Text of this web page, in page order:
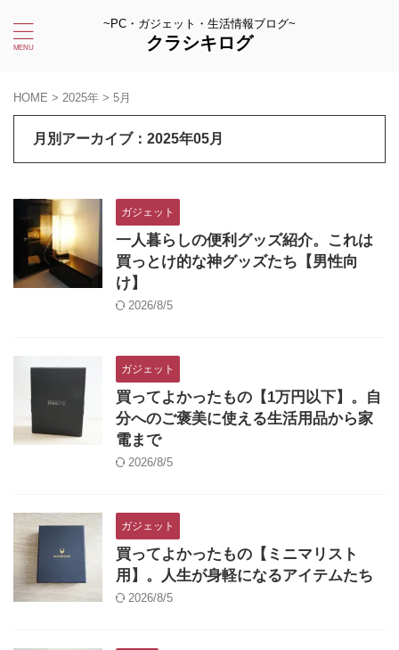
~PC・ガジェット・生活情報ブログ~
クラシキログ
HOME > 2025年 > 5月
月別アーカイブ：2025年05月
ガジェット
一人暮らしの便利グッズ紹介。これは
買っとけ的な神グッズたち【男性向
け】
2026/8/5
ガジェット
買ってよかったもの【1万円以下】。自
分へのご褒美に使える生活用品から家
電まで
2026/8/5
ガジェット
買ってよかったもの【ミニマリスト
用】。人生が身軽になるアイテムたち
2026/8/5